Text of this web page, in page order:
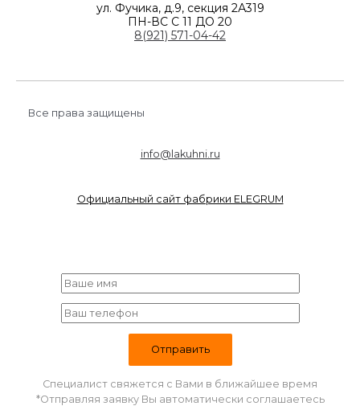
ул. Фучика, д.9, секция 2А319
ПН-ВС С 11 ДО 20
8(921) 571-04-42
Все права защищены
info@lakuhni.ru
Официальный сайт фабрики ELEGRUM
Специалист свяжется с Вами в ближайшее время
*Отправляя заявку Вы автоматически соглашаетесь